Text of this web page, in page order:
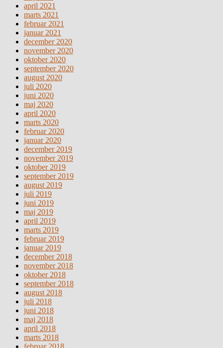
april 2021
marts 2021
februar 2021
januar 2021
december 2020
november 2020
oktober 2020
september 2020
august 2020
juli 2020
juni 2020
maj 2020
april 2020
marts 2020
februar 2020
januar 2020
december 2019
november 2019
oktober 2019
september 2019
august 2019
juli 2019
juni 2019
maj 2019
april 2019
marts 2019
februar 2019
januar 2019
december 2018
november 2018
oktober 2018
september 2018
august 2018
juli 2018
juni 2018
maj 2018
april 2018
marts 2018
februar 2018